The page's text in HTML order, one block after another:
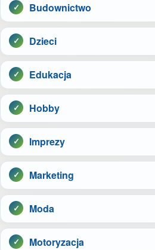
Budownictwo
Dzieci
Edukacja
Hobby
Imprezy
Marketing
Moda
Motoryzacja